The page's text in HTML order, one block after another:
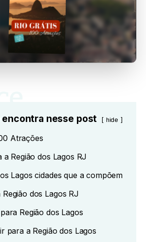
encontra nesse post hide
Atrações
a Região dos Lagos RJ
Lagos cidades que a compõem
Região dos Lagos RJ
Região dos Lagos
para a Região dos Lagos